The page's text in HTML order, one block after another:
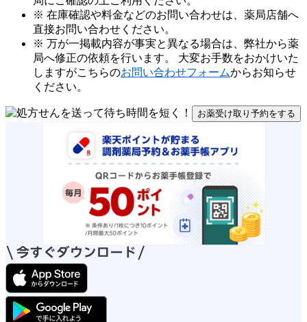
※ 在庫確認や料金などのお問い合わせは、薬局店舗へ
直接お問い合わせください。
※ 万が一掲載内容が事実と異なる場合は、弊社から薬
局へ修正の依頼を行います。 大変お手数をおかけいた
しますがこちらのお問い合わせフォームからお知らせ
ください。
お薬受け取り予約をする